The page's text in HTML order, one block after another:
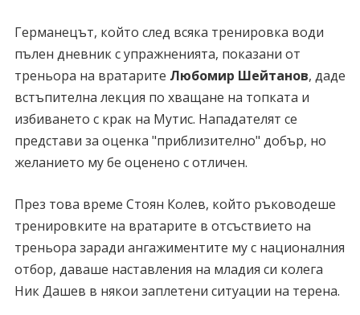
Германецът, който след всяка тренировка води
пълен дневник с упражненията, показани от
треньора на вратарите Любомир Шейтанов, даде
встъпителна лекция по хващане на топката и
избиването с крак на Мутис. Нападателят се
представи за оценка "приблизително" добър, но
желанието му бе оценено с отличен.
През това време Стоян Колев, който ръководеше
тренировките на вратарите в отсъствието на
треньора заради ангажиментите му с националния
отбор, даваше наставления на младия си колега
Ник Дашев в някои заплетени ситуации на терена.